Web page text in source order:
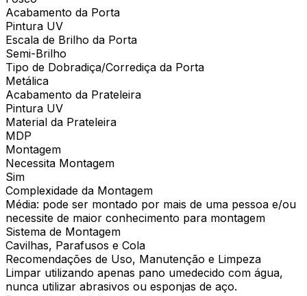
Acabamento da Porta
Pintura UV
Escala de Brilho da Porta
Semi-Brilho
Tipo de Dobradiça/Corrediça da Porta
Metálica
Acabamento da Prateleira
Pintura UV
Material da Prateleira
MDP
Montagem
Necessita Montagem
Sim
Complexidade da Montagem
Média: pode ser montado por mais de uma pessoa e/ou
necessite de maior conhecimento para montagem
Sistema de Montagem
Cavilhas, Parafusos e Cola
Recomendações de Uso, Manutenção e Limpeza
Limpar utilizando apenas pano umedecido com água,
nunca utilizar abrasivos ou esponjas de aço.